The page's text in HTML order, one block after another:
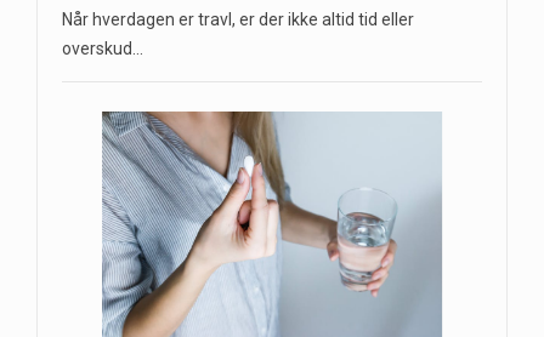
Når hverdagen er travl, er der ikke altid tid eller
overskud…